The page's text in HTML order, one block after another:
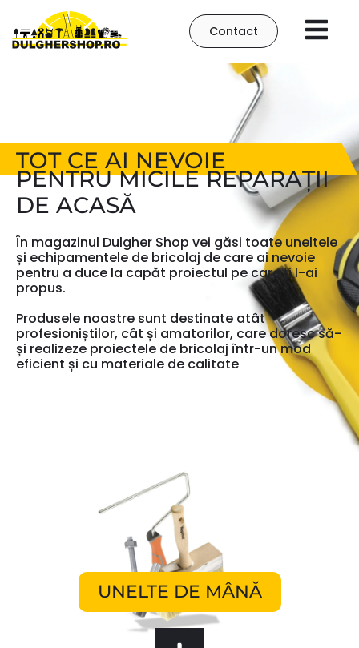
Contact
TOT CE AI NEVOIE
PENTRU MICILE REPARAȚII
DE ACASĂ
În magazinul Dulgher Shop vei găsi toate uneltele
și echipamentele de bricolaj de care ai nevoie
pentru a duce la capăt proiectul pe care ți l-ai
propus.
Produsele noastre sunt destinate atât
profesioniștilor, cât și amatorilor, care doresc să-
și realizeze proiectele de bricolaj într-un mod
eficient și cu materiale de calitate
UNELTE DE MÂNĂ